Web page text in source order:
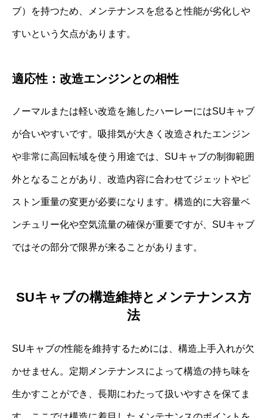
ブ）を持つため、メンテナンスを怠ると性能が劣化しや
すいという欠点があります。
適応性：改造エンジンとの相性
ノーマルまたは軽い改造を施したハーレーにはSUキャブ
が合いやすいです。吸排気が大きく改造されたエンジン
や非常に高回転域を使う用途では、SUキャブの制御範囲
外となることがあり、改造内容に合わせてジェットやピ
ストン重量の変更が必要になります。構造的に大容量ベ
ンチュリー化や空気流量の確保が重要ですが、SUキャブ
ではその部分で限界が来ることがあります。
SUキャブの構造維持とメンテナンス方
法
SUキャブの性能を維持するためには、構造上手入れが欠
かせません。定期メンテナンスによって構造の持ち味を
生かすことができ、長期にわたって扱いやすさを保てま